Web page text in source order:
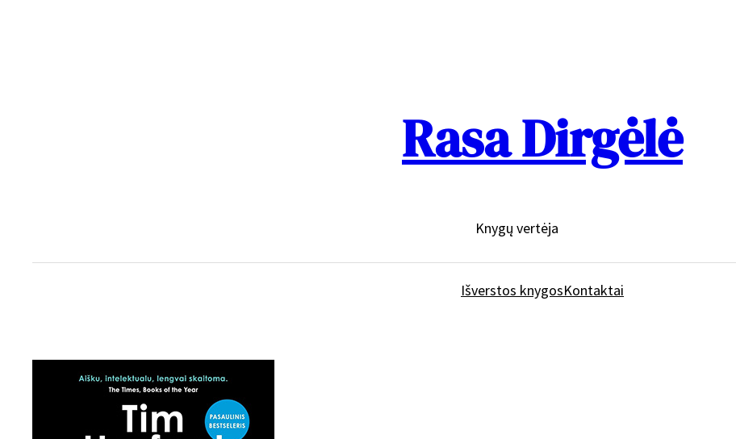
Rasa Dirgėlė
Knygų vertėja
Išverstos knygosKontaktai